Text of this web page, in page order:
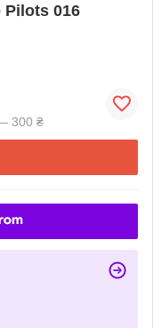
Pilots 016
300 ₴